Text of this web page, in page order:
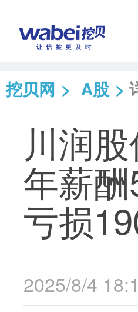
挖贝网 > A股 >
川润
年薪
亏损
2025/8/4